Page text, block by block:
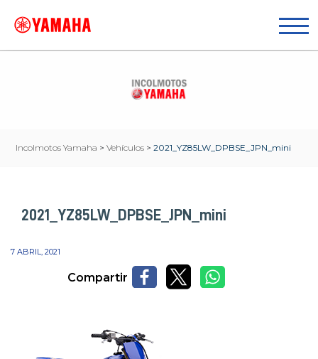
Incolmotos Yamaha > Vehículos > 2021_YZ85LW_DPBSE_JPN_mini
2021_YZ85LW_DPBSE_JPN_mini
7 ABRIL, 2021
Compartir